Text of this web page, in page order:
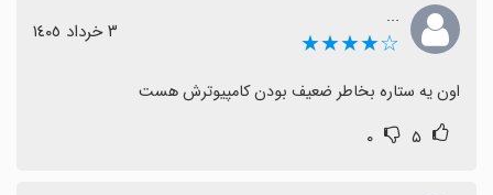
...
☆★★★★ ٣ خرداد ١٤٠٥
اون یه ستاره بخاطر ضعیف بودن کامپیوترش هست
۵ ۰